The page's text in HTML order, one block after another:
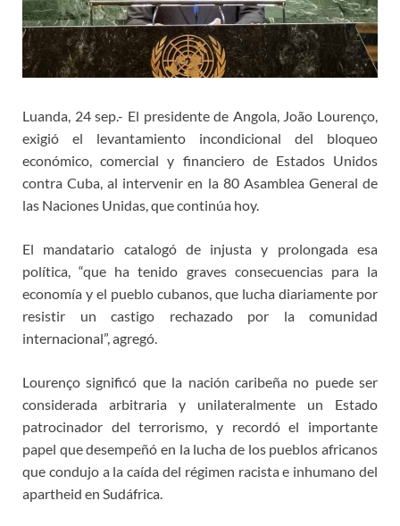
Luanda, 24 sep.- El presidente de Angola, João Lourenço,
exigió el levantamiento incondicional del bloqueo
económico, comercial y financiero de Estados Unidos
contra Cuba, al intervenir en la 80 Asamblea General de
las Naciones Unidas, que continúa hoy.
El mandatario catalogó de injusta y prolongada esa
política, “que ha tenido graves consecuencias para la
economía y el pueblo cubanos, que lucha diariamente por
resistir un castigo rechazado por la comunidad
internacional”, agregó.
Lourenço significó que la nación caribeña no puede ser
considerada arbitraria y unilateralmente un Estado
patrocinador del terrorismo, y recordó el importante
papel que desempeñó en la lucha de los pueblos africanos
que condujo a la caída del régimen racista e inhumano del
apartheid en Sudáfrica.